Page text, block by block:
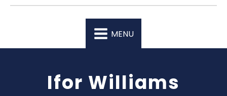
MENU
Ifor Williams